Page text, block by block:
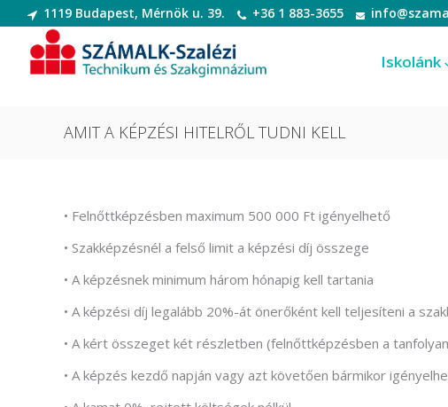
1119 Budapest, Mérnök u. 39. +36 1 883-3655
Iskolánk
alkalmazás-üzemeltető technikus
Informatikai rendszer- és
Szoftverfejlesztő és -tesztelő
Dekoratőr
(Divattervező)
Divat-, jelmez-
AMIT A KÉPZÉSI HITELRŐL TUDNI KELL
• Felnőttképzésben maximum 500 000 Ft igényelhető
• Szakképzésnél a felső limit a képzési díj összege
• A képzésnek minimum három hónapig kell tartania
• A képzési díj legalább 20%-át önerőként kell teljesíteni a
• A kért összeget két részletben (felnőttképzésben a
• A képzés kezdő napján vagy azt követően bármikor